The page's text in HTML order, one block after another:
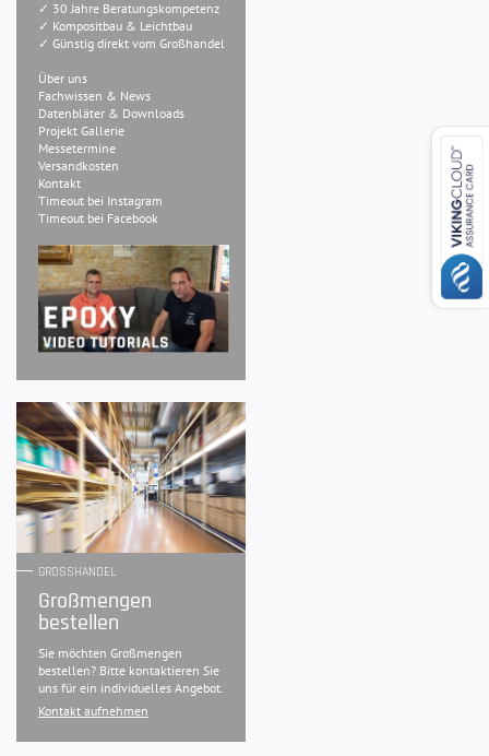
✓ 30 Jahre Beratungskompetenz
✓ Kompositbau & Leichtbau
✓ Günstig direkt vom Großhandel
Über uns
Fachwissen & News
Datenbläter & Downloads
Projekt Gallerie
Messetermine
Versandkosten
Kontakt
Timeout bei Instagram
Timeout bei Facebook
GROSSHANDEL
Großmengen
bestellen
Sie möchten Großmengen
bestellen? Bitte kontaktieren Sie
uns für ein individuelles Angebot.
Kontakt aufnehmen